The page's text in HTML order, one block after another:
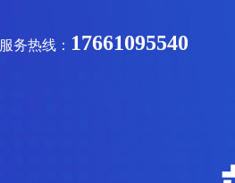
服务热线： 17661095540